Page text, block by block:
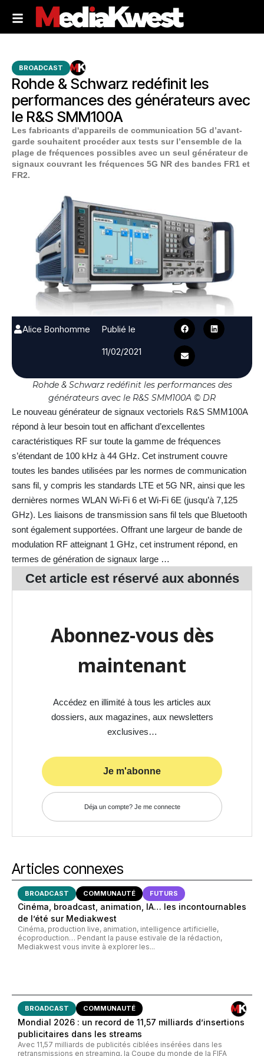
BROADCAST
Rohde & Schwarz redéfinit les
performances des générateurs avec
le R&S SMM100A
Les fabricants d'appareils de communication 5G d’avant-
garde souhaitent procéder aux tests sur l’ensemble de la
plage de fréquences possibles avec un seul générateur de
signaux couvrant les fréquences 5G NR des bandes FR1 et
FR2.
Alice Bonhomme
Publié le
11/02/2021
Rohde & Schwarz redéfinit les performances des
générateurs avec le R&S SMM100A © DR
Le nouveau générateur de signaux vectoriels R&S SMM100A
répond à leur besoin tout en affichant d’excellentes
caractéristiques RF sur toute la gamme de fréquences
s’étendant de 100 kHz à 44 GHz. Cet instrument couvre
toutes les bandes utilisées par les normes de communication
sans fil, y compris les standards LTE et 5G NR, ainsi que les
dernières normes WLAN Wi-Fi 6 et Wi-Fi 6E (jusqu’à 7,125
GHz). Les liaisons de transmission sans fil tels que Bluetooth
sont également supportées. Offrant une largeur de bande de
modulation RF atteignant 1 GHz, cet instrument répond, en
termes de génération de signaux large …
Cet article est réservé aux abonnés
Abonnez-vous dès
maintenant
Accédez en illimité à tous les articles aux
dossiers, aux magazines, aux newsletters
exclusives…
Je m'abonne
Déja un compte? Je me connecte
Articles connexes
BROADCAST COMMUNAUTÉ FUTURS
Cinéma, broadcast, animation, IA… les incontournables
de l’été sur Mediakwest
Cinéma, production live, animation, intelligence artificielle,
écoproduction… Pendant la pause estivale de la rédaction,
Mediakwest vous invite à explorer les...
BROADCAST COMMUNAUTÉ
Mondial 2026 : un record de 11,57 milliards d’insertions
publicitaires dans les streams
Avec 11,57 milliards de publicités ciblées insérées dans les
retransmissions en streaming, la Coupe du monde de la FIFA